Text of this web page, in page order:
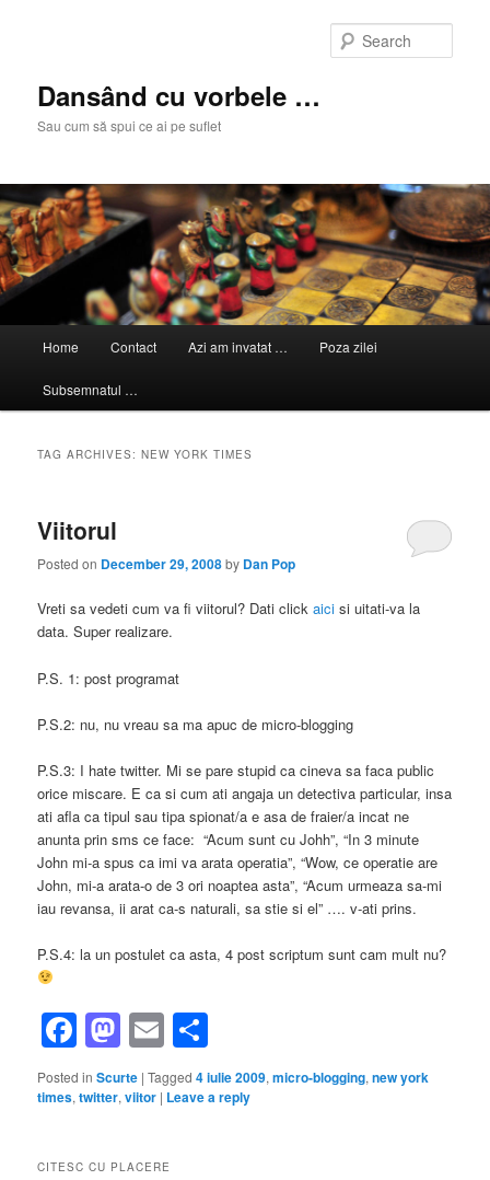
Dansând cu vorbele …
Sau cum să spui ce ai pe suflet
Home Contact Azi am invatat … Poza zilei
Subsemnatul …
TAG ARCHIVES:NEW YORK TIMES
Viitorul
Posted on December 29, 2008by Dan Pop
Vreti sa vedeti cum va fi viitorul? Dati clickaicisi uitati-va la
data. Super realizare.
P.S. 1: post programat
P.S.2: nu, nu vreau sa ma apuc de micro-blogging
P.S.3: I hate twitter. Mi se pare stupid ca cineva sa faca public
orice miscare. E ca si cum ati angaja un detectiva particular, insa
ati afla ca tipul sau tipa spionat/a e asa de fraier/a incat ne
anunta prin sms ce face: “Acum sunt cu Johh”, “In 3 minute
John mi-a spus ca imi va arata operatia”, “Wow, ce operatie are
John, mi-a arata-o de 3 ori noaptea asta”, “Acum urmeaza sa-mi
iau revansa, ii arat ca-s naturali, sa stie si el” …. v-ati prins.
P.S.4: la un postulet ca asta, 4 post scriptum sunt cam mult nu?
Facebook
Mastodon
Email
Posted in Scurte |Tagged 4 iulie 2009,micro-blogging,new york
times,twitter,viitor | Leave a reply
CITESC CU PLACERE